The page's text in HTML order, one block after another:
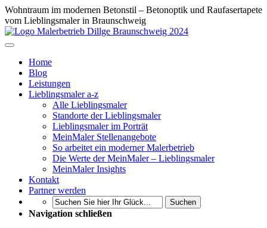
Wohntraum im modernen Betonstil – Betonoptik und Raufasertapete
vom Lieblingsmaler in Braunschweig
Home
Blog
Leistungen
Lieblingsmaler a-z
Alle Lieblingsmaler
Standorte der Lieblingsmaler
Lieblingsmaler im Porträt
MeinMaler Stellenangebote
So arbeitet ein moderner Malerbetrieb
Die Werte der MeinMaler – Lieblingsmaler
MeinMaler Insights
Kontakt
Partner werden
Suchen
Navigation schließen